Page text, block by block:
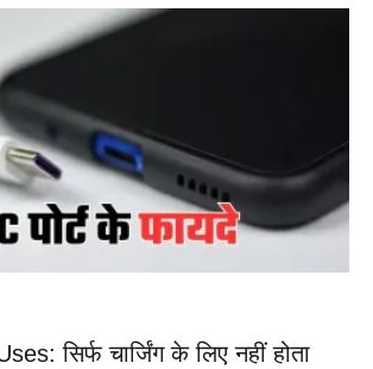
सिर्फ चार्जिंग के लिए नहीं होता